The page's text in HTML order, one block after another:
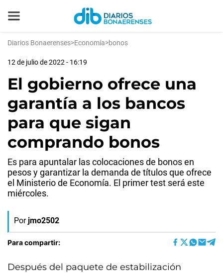
Diarios Bonaerenses>Economía>bonos
12 de julio de 2022 - 16:19
El gobierno ofrece una
garantía a los bancos
para que sigan
comprando bonos
Es para apuntalar las colocaciones de bonos en
pesos y garantizar la demanda de títulos que ofrece
el Ministerio de Economía. El primer test será este
miércoles.
Por jmo2502
Para compartir:
Después del paquete de estabilización